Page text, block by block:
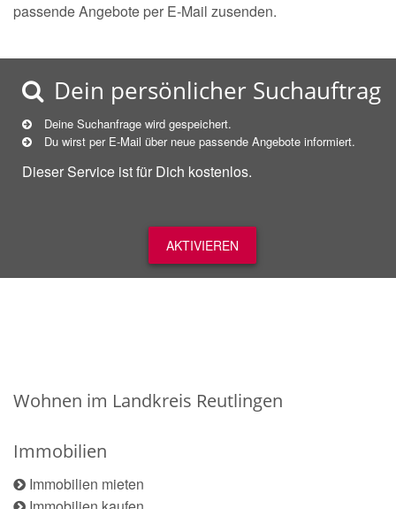
passende Angebote per E-Mail zusenden.
Dein persönlicher Suchauftrag
Deine Suchanfrage wird gespeichert.
Du wirst per E-Mail über neue passende Angebote informiert.
Dieser Service ist für Dich kostenlos.
AKTIVIEREN
Wohnen im Landkreis Reutlingen
Immobilien
Immobilien mieten